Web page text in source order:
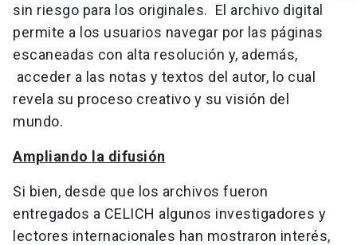
sin riesgo para los originales. El archivo digital
permite a los usuarios navegar por las páginas
escaneadas con alta resolución y, además,
acceder a las notas y textos del autor, lo cual
revela su proceso creativo y su visión del
mundo.
Ampliando la difusión
Si bien, desde que los archivos fueron
entregados a CELICH algunos investigadores y
lectores internacionales han mostraron interés,